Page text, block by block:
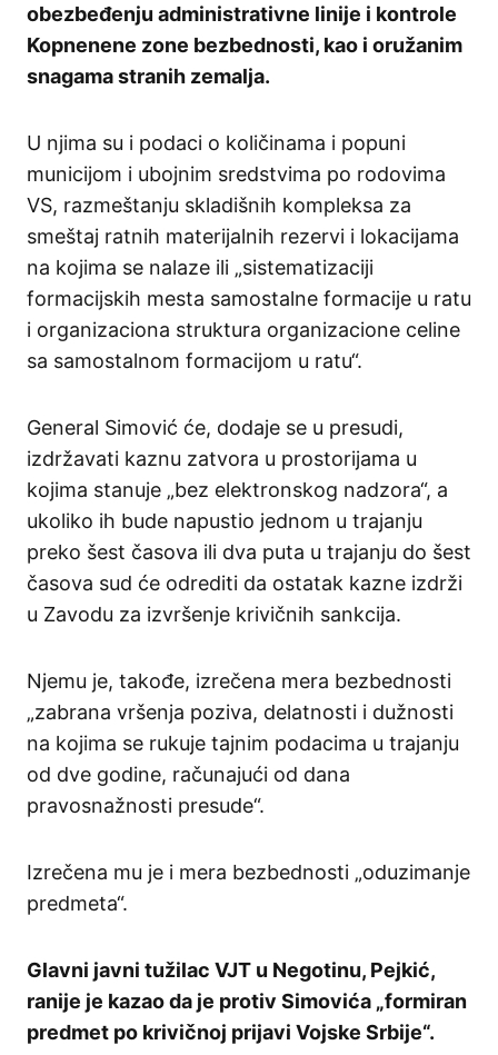
obezbeđenju administrativne linije i kontrole
Kopnenene zone bezbednosti, kao i oružanim
snagama stranih zemalja.
U njima su i podaci o količinama i popuni
municijom i ubojnim sredstvima po rodovima
VS, razmeštanju skladišnih kompleksa za
smeštaj ratnih materijalnih rezervi i lokacijama
na kojima se nalaze ili „sistematizaciji
formacijskih mesta samostalne formacije u ratu
i organizaciona struktura organizacione celine
sa samostalnom formacijom u ratu“.
General Simović će, dodaje se u presudi,
izdržavati kaznu zatvora u prostorijama u
kojima stanuje „bez elektronskog nadzora“, a
ukoliko ih bude napustio jednom u trajanju
preko šest časova ili dva puta u trajanju do šest
časova sud će odrediti da ostatak kazne izdrži
u Zavodu za izvršenje krivičnih sankcija.
Njemu je, takođe, izrečena mera bezbednosti
„zabrana vršenja poziva, delatnosti i dužnosti
na kojima se rukuje tajnim podacima u trajanju
od dve godine, računajući od dana
pravosnažnosti presude“.
Izrečena mu je i mera bezbednosti „oduzimanje
predmeta“.
Glavni javni tužilac VJT u Negotinu, Pejkić,
ranije je kazao da je protiv Simovića „formiran
predmet po krivičnoj prijavi Vojske Srbije“.